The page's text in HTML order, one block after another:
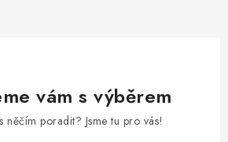
vám s výběrem
něčím poradit? Jsme tu pro vás!